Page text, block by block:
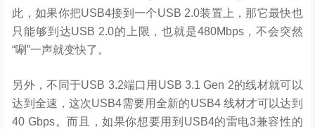
此，如果你把USB4接到一个USB 2.0装置上，那它最快也
只能够到达USB 2.0的上限，也就是480Mbps，不会突然
“唰”一声就变快了。
另外，不同于USB 3.2端口用USB 3.1 Gen 2的线材就可以
达到全速，这次USB4需要用全新的USB4 线材才可以达到
40 Gbps。而且，如果你想要用到USB4的雷电3兼容性的